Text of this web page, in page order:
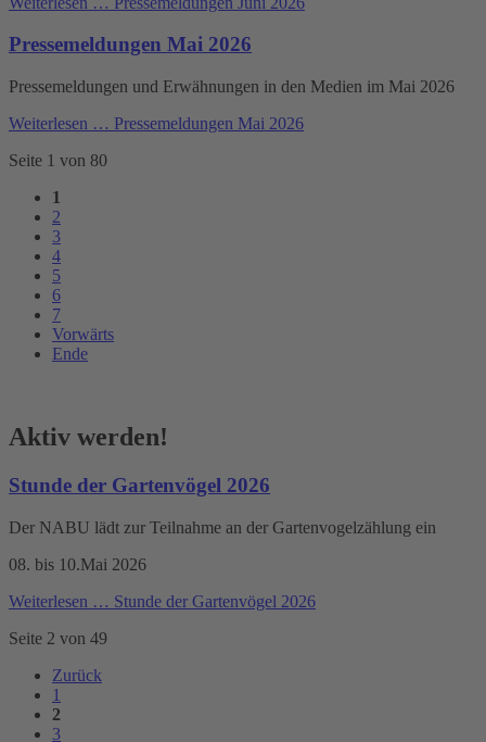
Pressemeldungen Mai 2026
Pressemeldungen und Erwähnungen in den Medien im Mai 2026
Weiterlesen … Pressemeldungen Mai 2026
Seite 1 von 80
1
2
3
4
5
6
7
Vorwärts
Ende
Aktiv werden!
Stunde der Gartenvögel 2026
Der NABU lädt zur Teilnahme an der Gartenvogelzählung ein
08. bis 10.Mai 2026
Weiterlesen … Stunde der Gartenvögel 2026
Seite 2 von 49
Zurück
1
2
3